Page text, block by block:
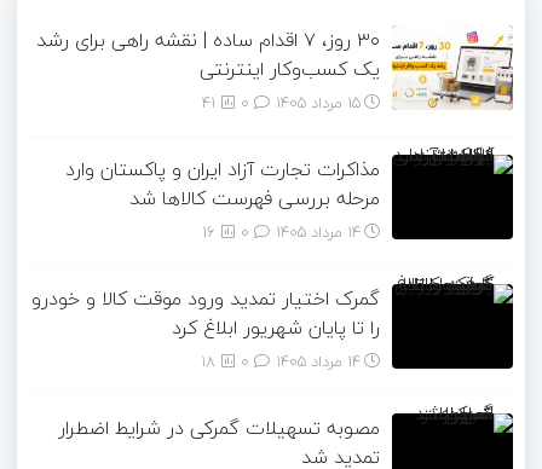
۳۰ روز، ۷ اقدام ساده | نقشه راهی برای رشد
یک کسب‌وکار اینترنتی
15 مرداد 1405 41
مذاکرات تجارت آزاد ایران و پاکستان وارد
مرحله بررسی فهرست کالاها شد
14 مرداد 1405 16
گمرک اختیار تمدید ورود موقت کالا و خودرو
را تا پایان شهریور ابلاغ کرد
14 مرداد 1405 18
مصوبه تسهیلات گمرکی در شرایط اضطرار
تمدید شد